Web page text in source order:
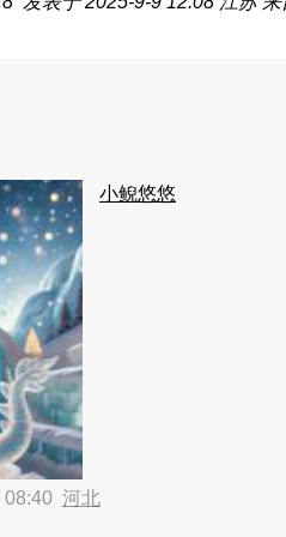
小鲵悠悠
08:40 河北